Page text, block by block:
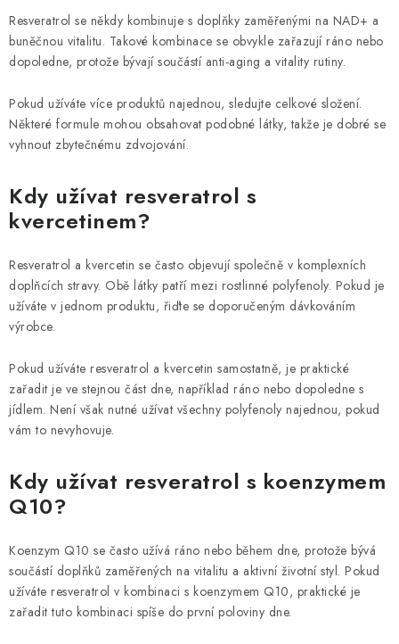
Resveratrol se někdy kombinuje s doplňky zaměřenými na NAD+ a
buněčnou vitalitu. Takové kombinace se obvykle zařazují ráno nebo
dopoledne, protože bývají součástí anti-aging a vitality rutiny.
Pokud užíváte více produktů najednou, sledujte celkové složení.
Některé formule mohou obsahovat podobné látky, takže je dobré se
vyhnout zbytečnému zdvojování.
Kdy užívat resveratrol s
kvercetinem?
Resveratrol a kvercetin se často objevují společně v komplexních
doplňcích stravy. Obě látky patří mezi rostlinné polyfenoly. Pokud je
užíváte v jednom produktu, řiďte se doporučeným dávkováním
výrobce.
Pokud užíváte resveratrol a kvercetin samostatně, je praktické
zařadit je ve stejnou část dne, například ráno nebo dopoledne s
jídlem. Není však nutné užívat všechny polyfenoly najednou, pokud
vám to nevyhovuje.
Kdy užívat resveratrol s koenzymem
Q10?
Koenzym Q10 se často užívá ráno nebo během dne, protože bývá
součástí doplňků zaměřených na vitalitu a aktivní životní styl. Pokud
užíváte resveratrol v kombinaci s koenzymem Q10, praktické je
zařadit tuto kombinaci spíše do první poloviny dne.